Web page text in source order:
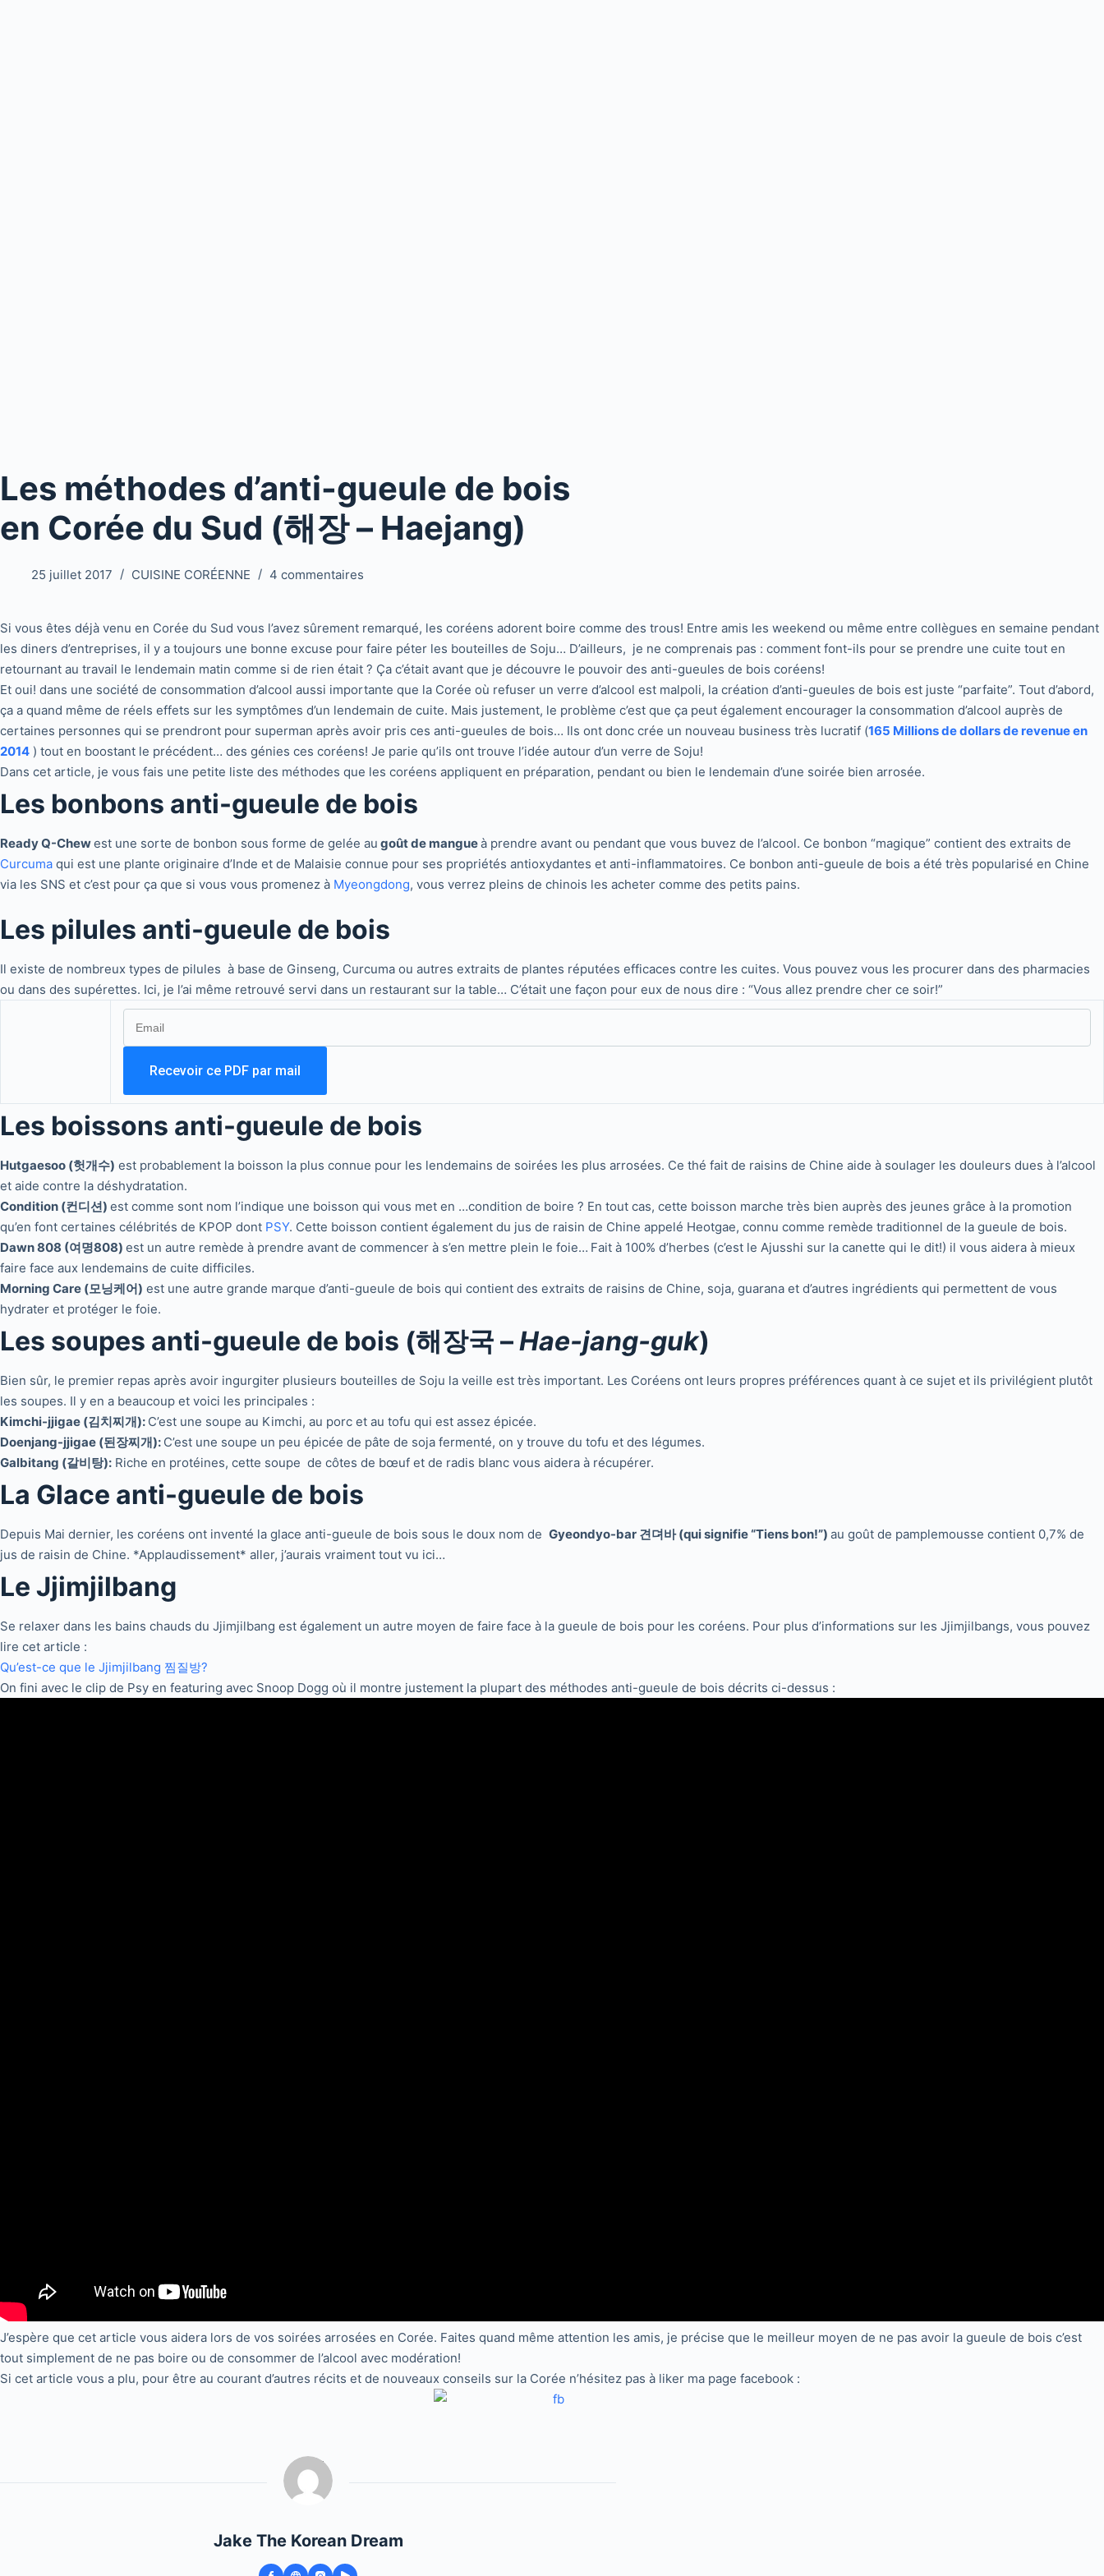
Les méthodes d’anti-gueule de bois
en Corée du Sud (해장 – Haejang)
25 juillet 2017 CUISINE CORÉENNE 4 commentaires
Si vous êtes déjà venu en Corée du Sud vous l’avez sûrement remarqué, les coréens adorent boire comme des trous! Entre amis les weekend ou même entre collègues en semaine pendant
les diners d’entreprises, il y a toujours une bonne excuse pour faire péter les bouteilles de Soju… D’ailleurs, je ne comprenais pas : comment font-ils pour se prendre une cuite tout en
retournant au travail le lendemain matin comme si de rien était ? Ça c’était avant que je découvre le pouvoir des anti-gueules de bois coréens!
Et oui! dans une société de consommation d’alcool aussi importante que la Corée où refuser un verre d’alcool est malpoli, la création d’anti-gueules de bois est juste “parfaite”. Tout d’abord,
ça a quand même de réels effets sur les symptômes d’un lendemain de cuite. Mais justement, le problème c’est que ça peut également encourager la consommation d’alcool auprès de
certaines personnes qui se prendront pour superman après avoir pris ces anti-gueules de bois… Ils ont donc crée un nouveau business très lucratif (165 Millions de dollars de revenue en
2014 ) tout en boostant le précédent… des génies ces coréens! Je parie qu’ils ont trouve l’idée autour d’un verre de Soju!
Dans cet article, je vous fais une petite liste des méthodes que les coréens appliquent en préparation, pendant ou bien le lendemain d’une soirée bien arrosée.
Les bonbons anti-gueule de bois
Ready Q-Chewest une sorte de bonbon sous forme de gelée au goût de mangueà prendre avant ou pendant que vous buvez de l’alcool. Ce bonbon “magique” contient des extraits de
Curcuma qui est une plante originaire d’Inde et de Malaisie connue pour ses propriétés antioxydantes et anti-inflammatoires. Ce bonbon anti-gueule de bois a été très popularisé en Chine
via les SNS et c’est pour ça que si vous vous promenez à Myeongdong, vous verrez pleins de chinois les acheter comme des petits pains.
Les pilules anti-gueule de bois
Il existe de nombreux types de pilules à base de Ginseng, Curcuma ou autres extraits de plantes réputées efficaces contre les cuites. Vous pouvez vous les procurer dans des pharmacies
ou dans des supérettes. Ici, je l’ai même retrouvé servi dans un restaurant sur la table… C’était une façon pour eux de nous dire : “Vous allez prendre cher ce soir!”
Les boissons anti-gueule de bois
Hutgaesoo (헛개수) est probablement la boisson la plus connue pour les lendemains de soirées les plus arrosées. Ce thé fait de raisins de Chine aide à soulager les douleurs dues à l’alcool
et aide contre la déshydratation.
Condition (컨디션) est comme sont nom l’indique une boisson qui vous met en …condition de boire ? En tout cas, cette boisson marche très bien auprès des jeunes grâce à la promotion
qu’en font certaines célébrités de KPOP dont PSY. Cette boisson contient également du jus de raisin de Chine appelé Heotgae, connu comme remède traditionnel de la gueule de bois.
Dawn 808 (여명808) est un autre remède à prendre avant de commencer à s’en mettre plein le foie… Fait à 100% d’herbes (c’est le Ajusshi sur la canette qui le dit!) il vous aidera à mieux
faire face aux lendemains de cuite difficiles.
Morning Care (모닝케어) est une autre grande marque d’anti-gueule de bois qui contient des extraits de raisins de Chine, soja, guarana et d’autres ingrédients qui permettent de vous
hydrater et protéger le foie.
Les soupes anti-gueule de bois (해장국 –Hae-jang-guk)
Bien sûr, le premier repas après avoir ingurgiter plusieurs bouteilles de Soju la veille est très important. Les Coréens ont leurs propres préférences quant à ce sujet et ils privilégient plutôt
les soupes. Il y en a beaucoup et voici les principales :
Kimchi-jjigae (김치찌개): C’est une soupe au Kimchi, au porc et au tofu qui est assez épicée.
Doenjang-jjigae (된장찌개): C’est une soupe un peu épicée de pâte de soja fermenté, on y trouve du tofu et des légumes.
Galbitang (갈비탕): Riche en protéines, cette soupe de côtes de bœuf et de radis blanc vous aidera à récupérer.
La Glace anti-gueule de bois
Depuis Mai dernier, les coréens ont inventé la glace anti-gueule de bois sous le doux nom de Gyeondyo-bar 견뎌바 (qui signifie “Tiens bon!”) au goût de pamplemousse contient 0,7% de
jus de raisin de Chine. *Applaudissement* aller, j’aurais vraiment tout vu ici…
Le Jjimjilbang
Se relaxer dans les bains chauds du Jjimjilbang est également un autre moyen de faire face à la gueule de bois pour les coréens. Pour plus d’informations sur les Jjimjilbangs, vous pouvez
lire cet article :
Qu’est-ce que le Jjimjilbang 찜질방?
On fini avec le clip de Psy en featuring avec Snoop Dogg où il montre justement la plupart des méthodes anti-gueule de bois décrits ci-dessus :
J’espère que cet article vous aidera lors de vos soirées arrosées en Corée. Faites quand même attention les amis, je précise que le meilleur moyen de ne pas avoir la gueule de bois c’est
tout simplement de ne pas boire ou de consommer de l’alcool avec modération!
Si cet article vous a plu, pour être au courant d’autres récits et de nouveaux conseils sur la Corée n’hésitez pas à liker ma page facebook :
Jake The Korean Dream